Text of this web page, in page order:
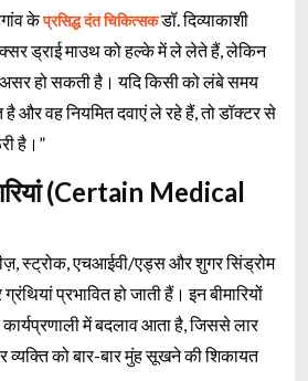
केप्रसिद्ध दंत चिकित्सकडॉ. दिव्याकाशी
ड्राई माउथ को हल्के में ले लेते हैं, लेकिन
हो सकती है। यदि किसी को लंबे समय
और वह नियमित दवाएं ले रहे हैं, तो डॉक्टर से
है।”
(Certain Medical
स्ट्रोक, एचआईवी/एड्स और शुगर सिंड्रोम
प्रभावित हो जाती हैं। इन बीमारियों
में बदलाव आता है, जिससे लार
व्यक्ति को बार-बार मुंह सूखने की शिकायत